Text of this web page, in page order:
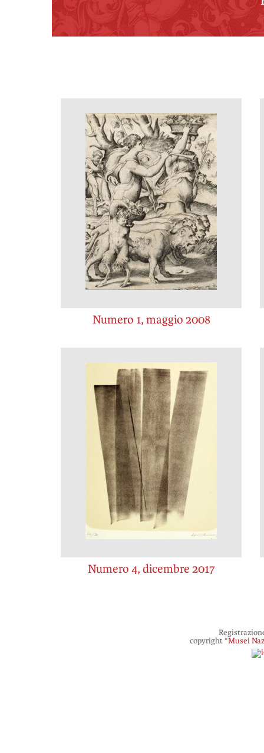
Numero 1, maggio 2008
Numero 4, dicembre 2017
copyright “Musei